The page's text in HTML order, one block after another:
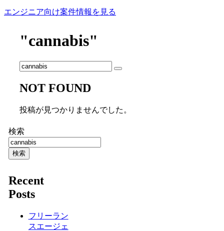
エンジニア向け案件情報を見る
"cannabis"
NOT FOUND
投稿が見つかりませんでした。
検索
検索
Recent
Posts
フリーラン
スエージェ